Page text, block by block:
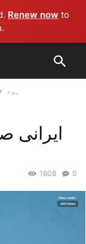
Renew now to
ہوم
ایرانی
0
1608